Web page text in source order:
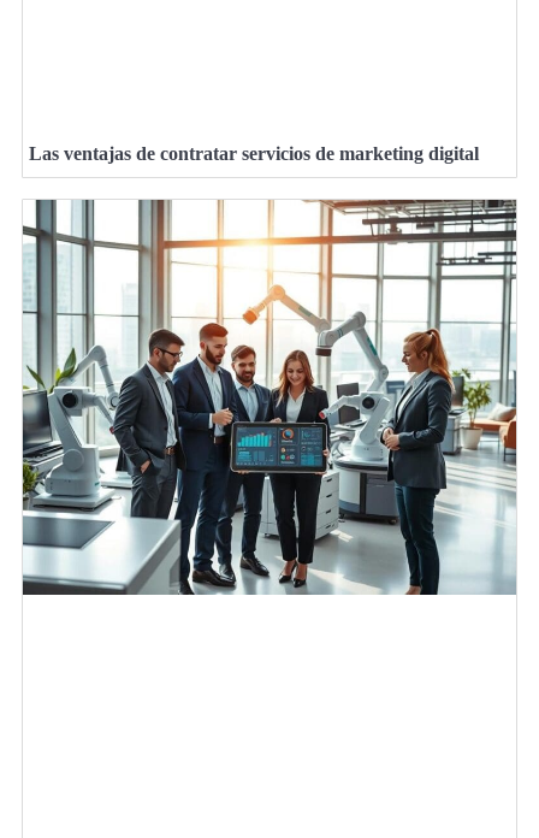
Las ventajas de contratar servicios de marketing digital